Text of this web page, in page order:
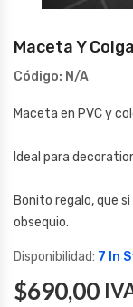
Maceta Y
Código: N/A
Maceta en PVC y
Ideal para
Bonito regalo, que
obsequio.
Disponibilidad: 7 In
$690,00